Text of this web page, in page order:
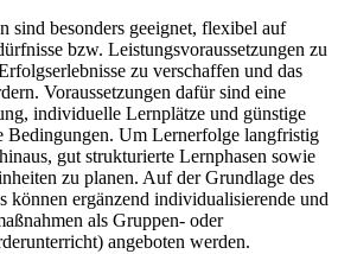
sind besonders geeignet, flexibel auf
bzw. Leistungsvoraussetzungen zu
zu verschaffen und das
Voraussetzungen dafür sind eine
individuelle Lernplätze und günstige
Bedingungen. Um Lernerfolge langfristig
gut strukturierte Lernphasen sowie
zu planen. Auf der Grundlage des
können ergänzend individualisierende und
als Gruppen- oder
angeboten werden.